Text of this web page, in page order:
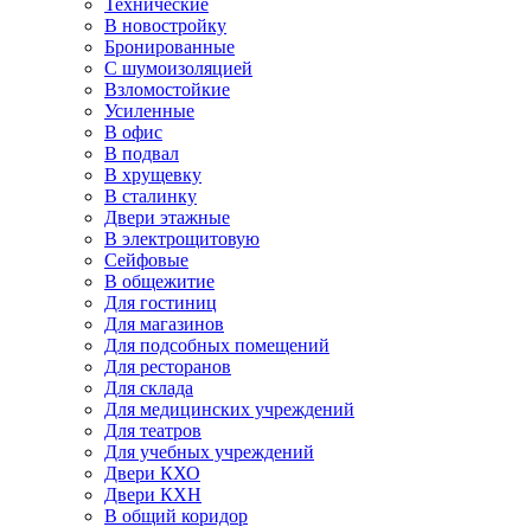
Технические
В новостройку
Бронированные
С шумоизоляцией
Взломостойкие
Усиленные
В офис
В подвал
В хрущевку
В сталинку
Двери этажные
В электрощитовую
Сейфовые
В общежитие
Для гостиниц
Для магазинов
Для подсобных помещений
Для ресторанов
Для склада
Для медицинских учреждений
Для театров
Для учебных учреждений
Двери КХО
Двери КХН
В общий коридор